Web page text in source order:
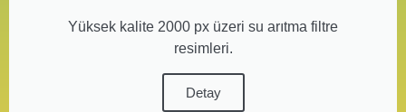
Yüksek kalite 2000 px üzeri su arıtma filtre
resimleri.
Detay